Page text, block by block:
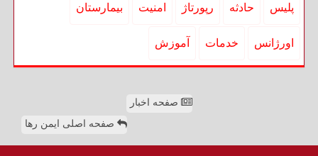
پلیس حادثه رپورتاژ امنیت بیمارستان
اورژانس خدمات آموزش
صفحه اخبار
صفحه اصلی ایمن رها